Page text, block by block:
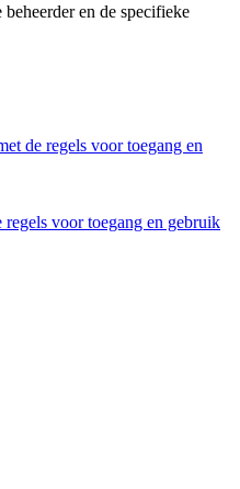
en de specifieke
de regels voor toegang en
voor toegang en gebruik